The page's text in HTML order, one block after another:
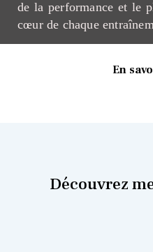
de la performance et le
cœur de chaque
En
Découvrez